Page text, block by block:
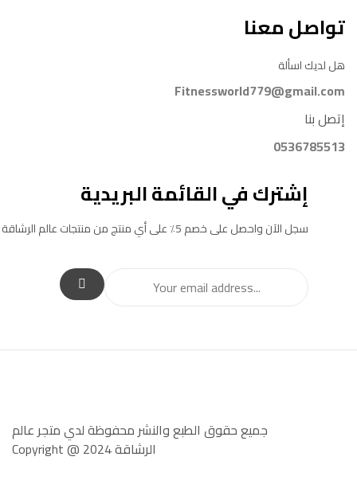
تواصل معنا
هل لديك اسألة
Fitnessworld779@gmail.com
إتصل بنا
0536785513
إشترك في القائمة البريدية
سجل الآن واحصل على خصم 5٪ على أي منتج من منتجات عالم الرشاقة
جميع حقوق الطبع والنشر محفوظة لدي متجر عالم
الرشاقة Copyright @ 2024